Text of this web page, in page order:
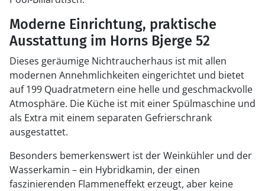
Moderne Einrichtung, praktische
Ausstattung im Horns Bjerge 52
Dieses geräumige Nichtraucherhaus ist mit allen
modernen Annehmlichkeiten eingerichtet und bietet
auf 199 Quadratmetern eine helle und geschmackvolle
Atmosphäre. Die Küche ist mit einer Spülmaschine und
als Extra mit einem separaten Gefrierschrank
ausgestattet.
Besonders bemerkenswert ist der Weinkühler und der
Wasserkamin – ein Hybridkamin, der einen
faszinierenden Flammeneffekt erzeugt, aber keine